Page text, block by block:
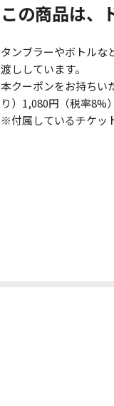
この商品は、
タンブラーやボトルな
渡ししています。
本クーポンをお持ちい
り）1,080円（税率8%
※付属しているチケッ